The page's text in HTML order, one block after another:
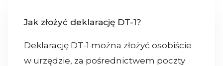
Jak złożyć deklarację DT-1?
Deklarację DT-1 można złożyć osobiście
w urzędzie, za pośrednictwem poczty